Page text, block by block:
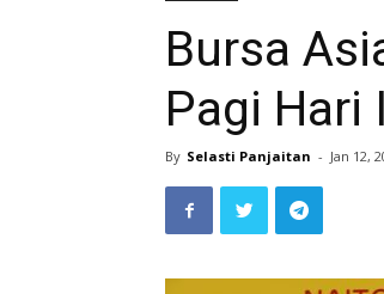
Bursa
Pagi Hari
By Selasti Panjaitan - Jan 12,